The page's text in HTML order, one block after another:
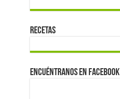
Recetas
Encuéntranos en Facebook